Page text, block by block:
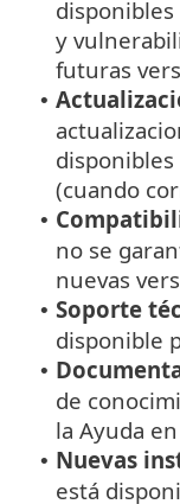
y
futuras
•
(cuando
•
no se
nuevas
• Soporte
disponible
•
de
la Ayuda
• Nuevas
está